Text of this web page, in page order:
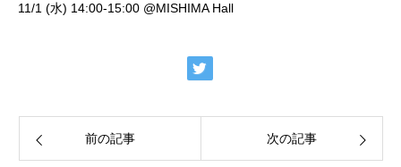
11/1 (水) 14:00-15:00 @MISHIMA Hall
前の記事 次の記事